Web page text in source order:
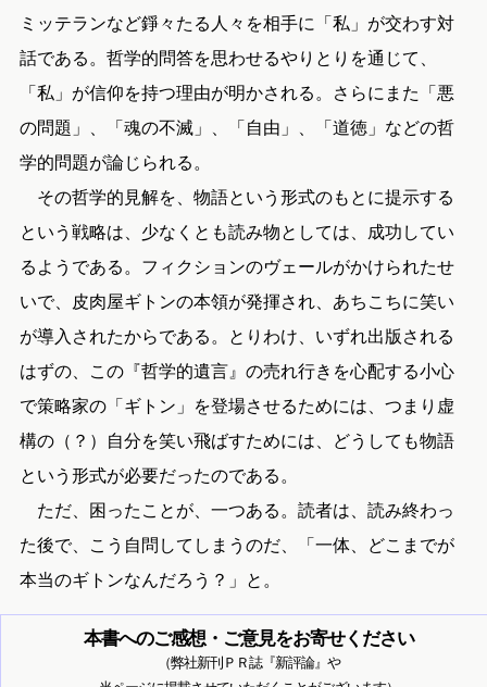
ミッテランなど錚々たる人々を相手に「私」が交わす対
話である。哲学的問答を思わせるやりとりを通じて、
「私」が信仰を持つ理由が明かされる。さらにまた「悪
の問題」、「魂の不滅」、「自由」、「道徳」などの哲
学的問題が論じられる。
その哲学的見解を、物語という形式のもとに提示する
という戦略は、少なくとも読み物としては、成功してい
るようである。フィクションのヴェールがかけられたせ
いで、皮肉屋ギトンの本領が発揮され、あちこちに笑い
が導入されたからである。とりわけ、いずれ出版される
はずの、この『哲学的遺言』の売れ行きを心配する小心
で策略家の「ギトン」を登場させるためには、つまり虚
構の（？）自分を笑い飛ばすためには、どうしても物語
という形式が必要だったのである。
ただ、困ったことが、一つある。読者は、読み終わっ
た後で、こう自問してしまうのだ、「一体、どこまでが
本当のギトンなんだろう？」と。
本書へのご感想・ご意見をお寄せください
（弊社新刊ＰＲ誌『新評論』や